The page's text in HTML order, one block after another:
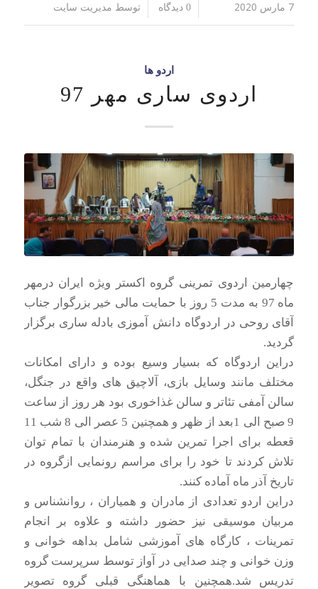
7 مارس 2020 / 0 دیدگاه توسط مدیریت سایت
اردو ها
اردوی ساری مهر 97
چهارمین اردوی تمرینی گروه اکستر ویژه ایران درمهر
ماه 97 به مدت 5 روز با حمایت مالی خیر بزرگوار جناب
آقای روحی در اردوگاه دانش آموزی بادله ساری برگزار
گردید.
دراین اردوگاه که بسیار وسیع بوده و دارای امکانات
مختلف مانند وسایل بازی، آلاچیق های واقع در جنگل،
سالن آمفی تئاتر و سالن غذاخوری بود هر روز از ساعت
9 صبح الی 1بعد از ظهر و همچنین 5 عصر الی 8 شب 11
قعطه برای اجرا تمرین شده و هنرمندان با تمام توان
تلاش کردند تا خود را برای مراسم رونمایی ازگروه در
تاریخ آذر ماه آماده کنند.
دراین اردو تعدادی از مادران و همیاران ، روانشناس و
مربیان موسیقی نیز حضور داشته و علاوه بر انجام
تمرینات ، کارگاه های آموزشی شامل بداهه خوانی و
وزن خوانی و چند صدایی در آواز توسط سرپرست گروه
تدریس شد.همچنین با هماهنگی قبلی گروه تصویر